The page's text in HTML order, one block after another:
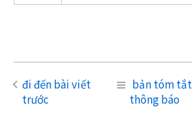
đi đến bài viết
trước
bản tóm tắt
thông báo